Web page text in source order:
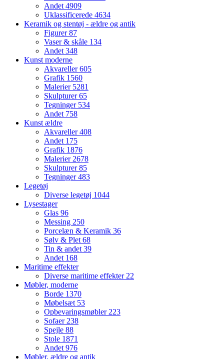
Andet4909
Uklassificerede 4634
Keramik og stentøj - ældre og antik
Figurer87
Vaser & skåle 134
Andet348
Kunst moderne
Akvareller605
Grafik 1560
Malerier 5281
Skulpturer65
Tegninger 534
Andet 758
Kunst ældre
Akvareller408
Andet 175
Grafik 1876
Malerier2678
Skulpturer85
Tegninger483
Legetøj
Diverse legetøj 1044
Lysestager
Glas 96
Messing 250
Porcelæn & Keramik 36
Sølv & Plet68
Tin & andet39
Andet 168
Maritime effekter
Diverse maritime effekter22
Møbler, moderne
Borde 1370
Møbelsæt 53
Opbevaringsmøbler223
Sofaer238
Spejle 88
Stole 1871
Andet976
Møbler, ældre og antik